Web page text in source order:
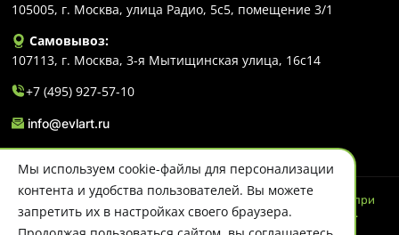
105005, г. Москва, улица Радио, 5с5, помещение 3/1
Самовывоз:
107113, г. Москва, 3-я Мытищинская улица, 16с14
+7 (495) 927-57-10
info@evlart.ru
© 2026 Evlart. Сайт несет информационный характер и ни при
каких обстоятельствах не является публичной офертой.
Политика конфиденциальности
Мы используем cookie-файлы для персонализации
контента и удобства пользователей. Вы можете
запретить их в настройках своего браузера.